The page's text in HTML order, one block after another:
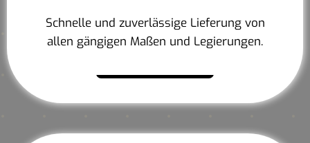
Schnelle und zuverlässige Lieferung von
allen gängigen Maßen und Legierungen.